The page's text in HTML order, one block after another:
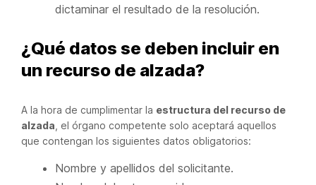
dictaminar el resultado de la resolución.
¿Qué datos se deben incluir en
un recurso de alzada?
A la hora de cumplimentar la estructura del recurso de
alzada , el órgano competente solo aceptará aquellos
que contengan los siguientes datos obligatorios:
Nombre y apellidos del solicitante.